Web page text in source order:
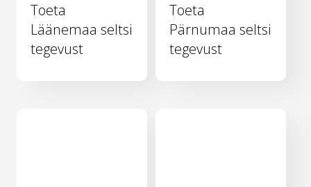
Toeta
Läänemaa seltsi
tegevust
Toeta
Pärnumaa seltsi
tegevust